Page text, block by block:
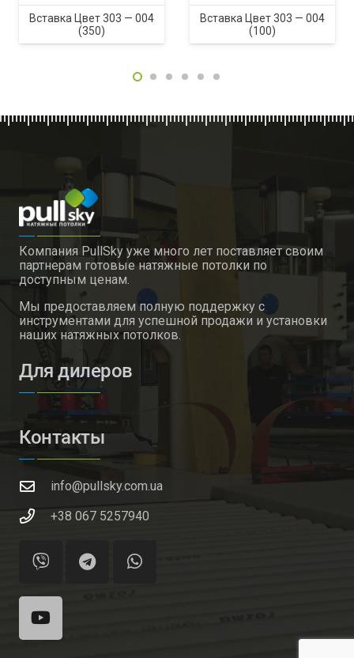
Вставка Цвет 303 — 004
(350)
Вставка Цвет 303 — 004
(100)
Компания PullSky уже много лет поставляет своим
партнерам готовые натяжные потолки по
доступным ценам.
Мы предоставляем полную поддержку с
инструментами для успешной продажи и установки
наших натяжных потолков.
Для дилеров
Контакты
info@pullsky.com.ua
+38 067 5257940